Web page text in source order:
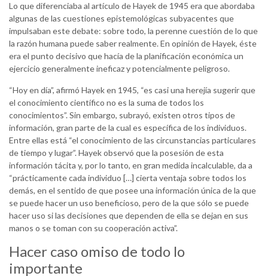
Lo que diferenciaba al artículo de Hayek de 1945 era que abordaba
algunas de las cuestiones epistemológicas subyacentes que
impulsaban este debate: sobre todo, la perenne cuestión de lo que
la razón humana puede saber realmente. En opinión de Hayek, éste
era el punto decisivo que hacía de la planificación económica un
ejercicio generalmente ineficaz y potencialmente peligroso.
“Hoy en día”, afirmó Hayek en 1945, “es casi una herejía sugerir que
el conocimiento científico no es la suma de todos los
conocimientos”. Sin embargo, subrayó, existen otros tipos de
información, gran parte de la cual es específica de los individuos.
Entre ellas está “el conocimiento de las circunstancias particulares
de tiempo y lugar”. Hayek observó que la posesión de esta
información tácita y, por lo tanto, en gran medida incalculable, da a
“prácticamente cada individuo […] cierta ventaja sobre todos los
demás, en el sentido de que posee una información única de la que
se puede hacer un uso beneficioso, pero de la que sólo se puede
hacer uso si las decisiones que dependen de ella se dejan en sus
manos o se toman con su cooperación activa”.
Hacer caso omiso de todo lo
importante